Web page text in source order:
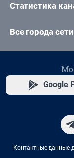
Статистика
Все города сети
Google
Контактные данные